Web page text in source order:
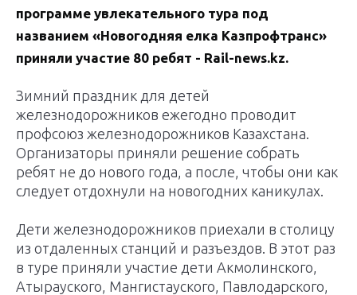
программе увлекательного тура под
названием «Новогодняя елка Казпрофтранс»
приняли участие 80 ребят - Rail-news.kz.
Зимний праздник для детей
железнодорожников ежегодно проводит
профсоюз железнодорожников Казахстана.
Организаторы приняли решение собрать
ребят не до нового года, а после, чтобы они как
следует отдохнули на новогодних каникулах.
Дети железнодорожников приехали в столицу
из отдаленных станций и разъездов. В этот раз
в туре приняли участие дети Акмолинского,
Атырауского, Мангистауского, Павлодарского,